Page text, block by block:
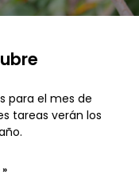
para el mes de
tareas verán los